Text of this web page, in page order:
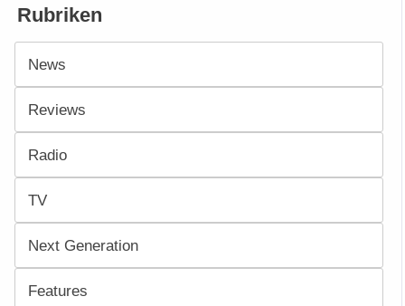
Rubriken
News
Reviews
Radio
TV
Next Generation
Features